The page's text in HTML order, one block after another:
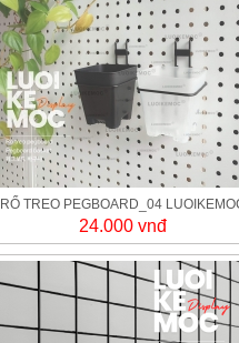
RỔ TREO PEGBOARD_04
- Treo cây xanh, dụng cụ, họa cụ..
24.000 vnđ